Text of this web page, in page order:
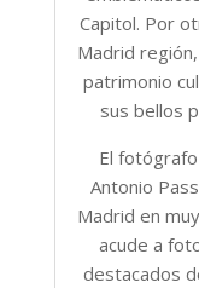
Capitol. Por
Madrid
patrimonio
sus bellos
El
Antonio
Madrid en
acude a
destacados